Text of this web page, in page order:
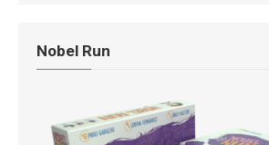
Nobel Run